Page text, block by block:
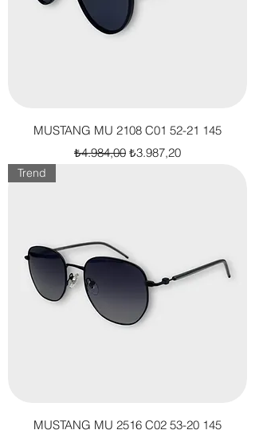
MUSTANG MU 2108 C01 52-21 145
Normal Fiyat
₺4.984,00 İndirimli Fiyat
₺3.987,20
Trend
MUSTANG MU 2516 C02 53-20 145